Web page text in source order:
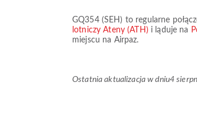
GQ354(SEH ) to regularne
lotniczy Ateny (ATH) i ląduje na
miejscu na Airpaz.
Ostatnia aktualizacja w dniu4